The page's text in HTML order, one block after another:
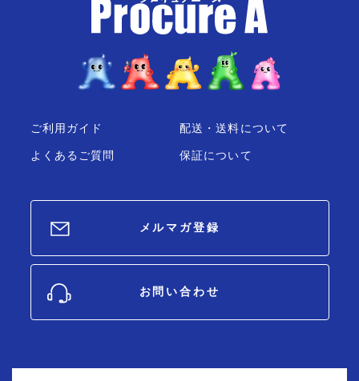
ご利用ガイド
よくあるご質問
配送・送料について
保証について
メルマガ登録
お問い合わせ